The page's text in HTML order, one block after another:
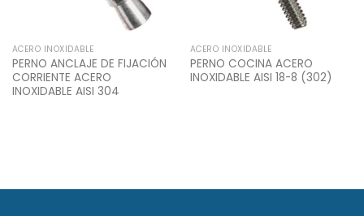
ACERO INOXIDABLE
PERNO ANCLAJE DE FIJACIÓN
CORRIENTE ACERO
INOXIDABLE AISI 304
ACERO INOXIDABLE
PERNO COCINA ACERO
INOXIDABLE AISI 18-8 (302)